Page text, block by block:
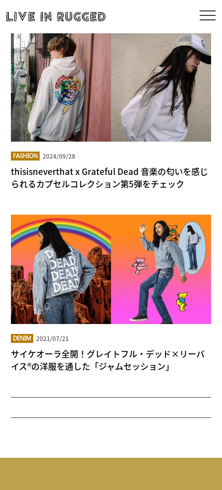
FASHION 2024/09/28
thisisneverthat x Grateful Dead 音楽の匂いを感じ
られるカプセルコレクション第5弾をチェック
DENIM 2021/07/21
サイケオーラ全開！グレイトフル・デッド×リーバ
イス®の洋服を通した「ジャムセッション」